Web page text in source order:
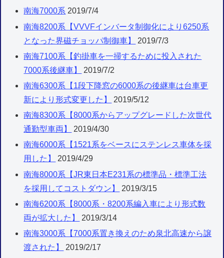
南海7000系 2019/7/4
南海8200系【VVVFインバータ制御化により6250系
となった界磁チョッパ制御車】
2019/7/3
南海7100系【釣掛車を一掃するために投入された
7000系後継車】
2019/7/2
南海6300系【1段下降窓の6000系の後継車は台車更
新により形式変更した】
2019/5/12
南海8300系【8000系からアップグレードした次世代
通勤型車両】
2019/4/30
南海6000系【1521系をベースにステンレス車体を採
用した】
2019/4/29
南海8000系【JR東日本E231系の標準品・標準工法
を採用してコストダウン】
2019/3/15
南海6200系【8000系・8200系編入車により形式数
両が拡大した】
2019/3/14
南海3000系【7000系置き換えのため泉北高速から譲
渡された】
2019/2/17